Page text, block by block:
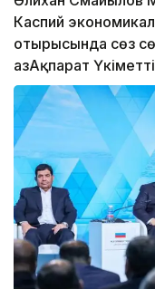
Каспий
отырысында сөз
ҚазАқпарат